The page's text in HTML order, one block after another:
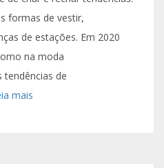
formas de vestir,
de estações. Em 2020
na moda
tendências de
mais